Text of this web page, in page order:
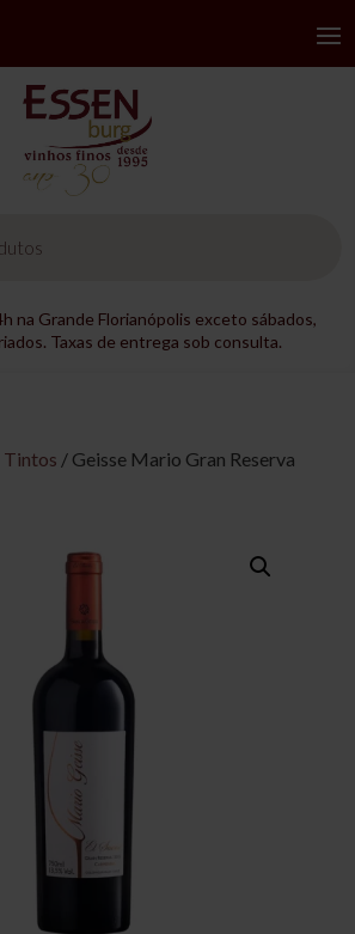
na Grande Florianópolis exceto sábados,
Taxas de entrega sob consulta.
Tintos / Geisse Mario Gran Reserva